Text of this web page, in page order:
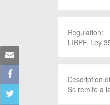
Regulation:
LIRPF. Ley
Description
Se remite a